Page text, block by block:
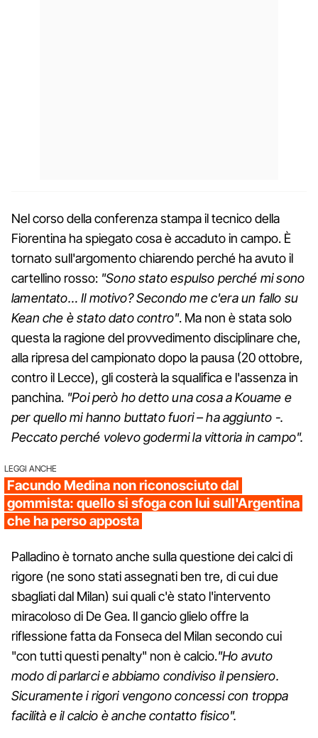
Nel corso della conferenza stampa il tecnico della
Fiorentina ha spiegato cosa è accaduto in campo. È
tornato sull'argomento chiarendo perché ha avuto il
cartellino rosso: "Sono stato espulso perché mi sono
lamentato… Il motivo? Secondo me c'era un fallo su
Kean che è stato dato contro". Ma non è stata solo
questa la ragione del provvedimento disciplinare che,
alla ripresa del campionato dopo la pausa (20 ottobre,
contro il Lecce), gli costerà la squalifica e l'assenza in
panchina. "Poi però ho detto una cosa a Kouame e
per quello mi hanno buttato fuori – ha aggiunto -.
Peccato perché volevo godermi la vittoria in campo".
LEGGI ANCHE
Facundo Medina non riconosciuto dal
gommista: quello si sfoga con lui sull'Argentina
che ha perso apposta
Palladino è tornato anche sulla questione dei calci di
rigore (ne sono stati assegnati ben tre, di cui due
sbagliati dal Milan) sui quali c'è stato l'intervento
miracoloso di De Gea. Il gancio glielo offre la
riflessione fatta da Fonseca del Milan secondo cui
"con tutti questi penalty" non è calcio."Ho avuto
modo di parlarci e abbiamo condiviso il pensiero.
Sicuramente i rigori vengono concessi con troppa
facilità e il calcio è anche contatto fisico".